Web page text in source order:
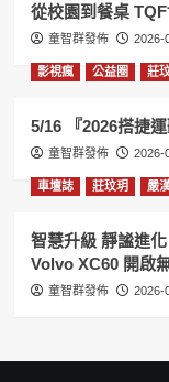
從校園到餐桌
童智群發佈 2026-
影視瘋 公益圈 莊
5/16 『2026搭捷
童智群發佈 2026-
車壇誌 莊玟玥 嚴
智慧升級 靜謐進
Volvo XC60 開啟
童智群發佈 2026-